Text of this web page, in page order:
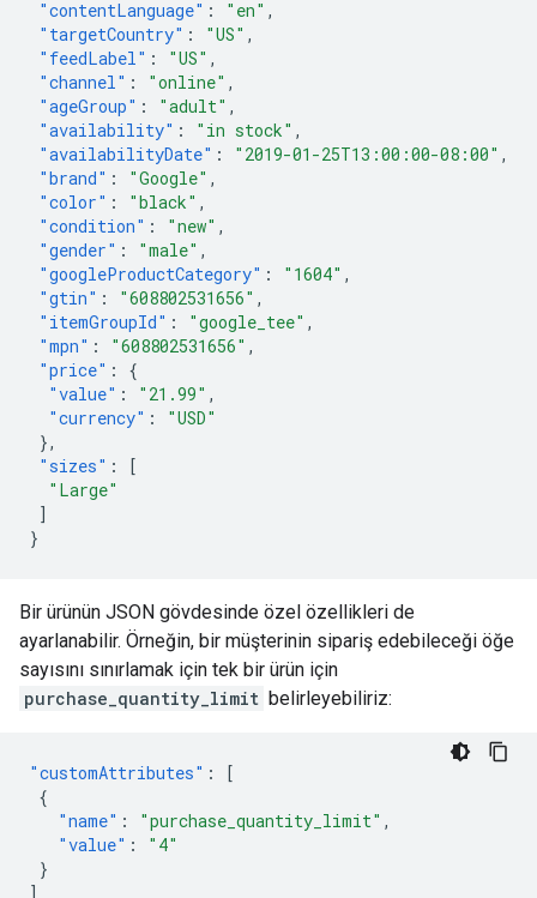
"contentLanguage" : "en" ,
"targetCountry" : "US" ,
"feedLabel" : "US" ,
"channel" : "online" ,
"ageGroup" : "adult" ,
"availability" : "in stock" ,
"availabilityDate" : "2019-01-25T13:00:00-08:00" ,
"brand" : "Google" ,
"color" : "black" ,
"condition" : "new" ,
"gender" : "male" ,
"googleProductCategory" : "1604" ,
"gtin" : "608802531656" ,
"itemGroupId" : "google_tee" ,
"mpn" : "608802531656" ,
"price" :
{
"value" : "21.99" ,
"currency" :
"USD"
},
"sizes" :
[
"Large"
]
}
Bir ürünün JSON gövdesinde özel özellikleri de
ayarlanabilir. Örneğin, bir müşterinin sipariş edebileceği öğe
sayısını sınırlamak için tek bir ürün için
purchase_quantity_limit belirleyebiliriz:
"customAttributes" :
[
{
"name" : "purchase_quantity_limit" ,
"value" :
"4"
}
]